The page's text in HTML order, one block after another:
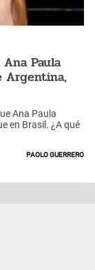
Paula
Argentina,
Ana Paula
en Brasil. ¿A qué
Paolo Guerrero